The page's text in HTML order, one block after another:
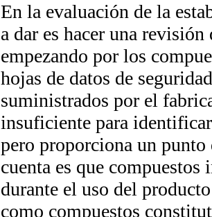
En la evaluación de la
a dar es hacer una
empezando por los
hojas de datos de
suministrados por el
insuficiente para
pero proporciona un
cuenta es que compuestos
durante el uso del
como compuestos